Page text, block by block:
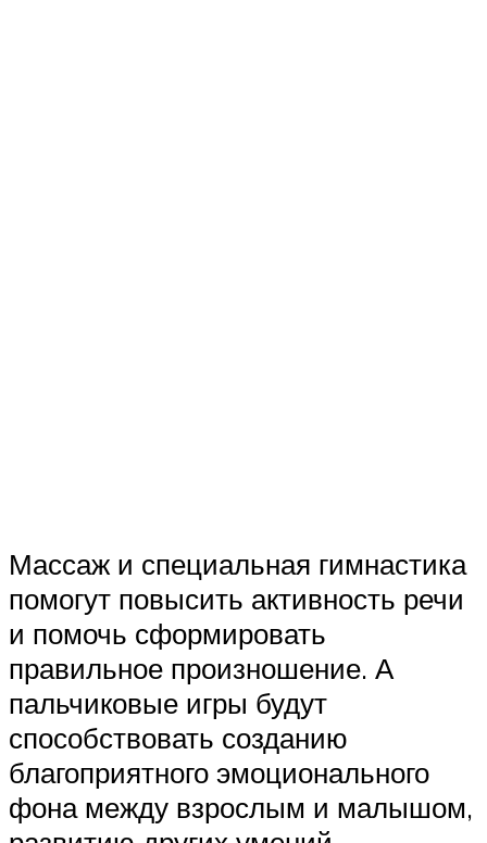
Массаж и специальная гимнастика
помогут повысить активность речи
и помочь сформировать
правильное произношение. А
пальчиковые игры будут
способствовать созданию
благоприятного эмоционального
фона между взрослым и малышом,